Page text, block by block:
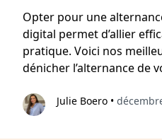
Opter pour une
digital permet d’allier
pratique. Voici nos
dénicher l’alternance de
Julie Boero •